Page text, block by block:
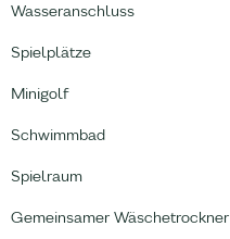
Wasseranschluss
Spielplätze
Minigolf
Schwimmbad
Spielraum
Gemeinsamer Wäschetrockner